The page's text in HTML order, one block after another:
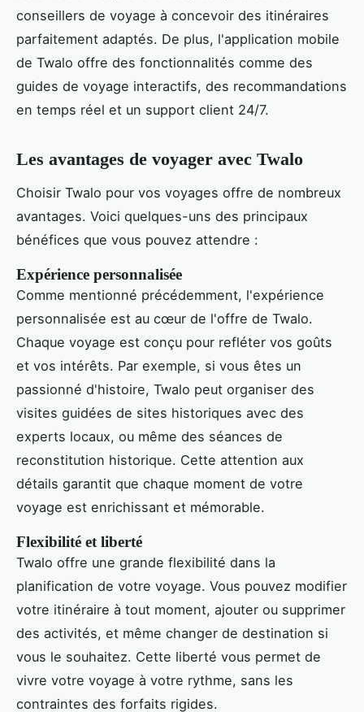
conseillers de voyage à concevoir des itinéraires
parfaitement adaptés. De plus, l'application mobile
de Twalo offre des fonctionnalités comme des
guides de voyage interactifs, des recommandations
en temps réel et un support client 24/7.
Les avantages de voyager avec Twalo
Choisir Twalo pour vos voyages offre de nombreux
avantages. Voici quelques-uns des principaux
bénéfices que vous pouvez attendre :
Expérience personnalisée
Comme mentionné précédemment, l'expérience
personnalisée est au cœur de l'offre de Twalo.
Chaque voyage est conçu pour refléter vos goûts
et vos intérêts. Par exemple, si vous êtes un
passionné d'histoire, Twalo peut organiser des
visites guidées de sites historiques avec des
experts locaux, ou même des séances de
reconstitution historique. Cette attention aux
détails garantit que chaque moment de votre
voyage est enrichissant et mémorable.
Flexibilité et liberté
Twalo offre une grande flexibilité dans la
planification de votre voyage. Vous pouvez modifier
votre itinéraire à tout moment, ajouter ou supprimer
des activités, et même changer de destination si
vous le souhaitez. Cette liberté vous permet de
vivre votre voyage à votre rythme, sans les
contraintes des forfaits rigides.